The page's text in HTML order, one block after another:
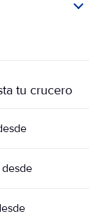
tu crucero